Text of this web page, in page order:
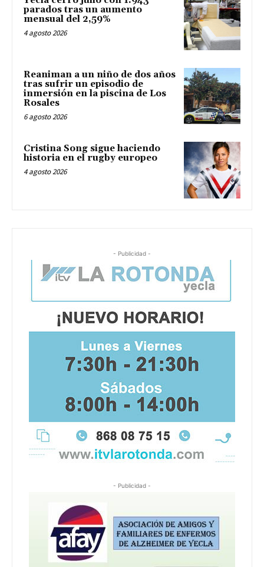
parados tras un aumento
mensual del 2,59%
4 agosto 2026
Reaniman a un niño de dos años
tras sufrir un episodio de
inmersión en la piscina de Los
Rosales
6 agosto 2026
Cristina Song sigue haciendo
historia en el rugby europeo
4 agosto 2026
- Publicidad -
- Publicidad -